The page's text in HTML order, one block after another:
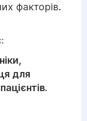
факторів.
для